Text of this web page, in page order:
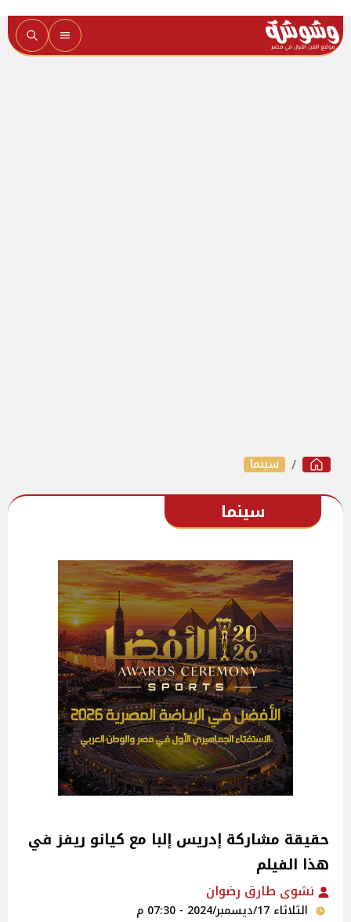
سينما
سينما
حقيقة مشاركة إدريس إلبا مع كيانو ريفز في
هذا الفيلم
نشوى طارق رضوان
الثلاثاء 17/ديسمبر/2024 - 07:30 م